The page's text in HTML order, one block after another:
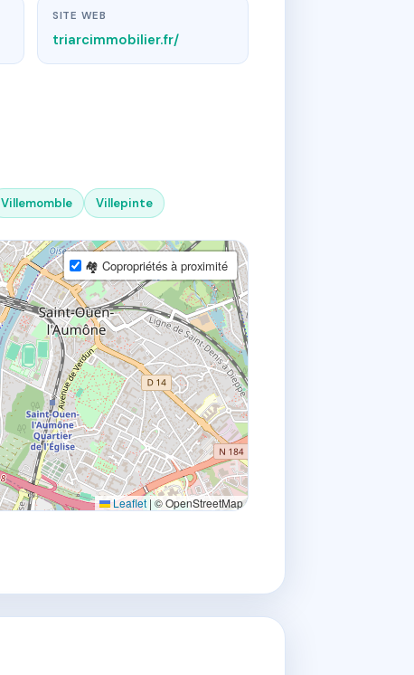
SITE WEB
triarcimmobilier.fr/
Villemomble Villepinte
🏘 Copropriétés à proximité
Leaflet | © OpenStreetMap